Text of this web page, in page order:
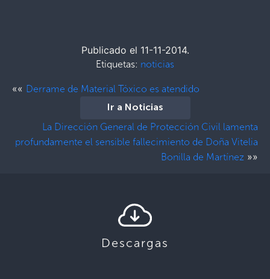
Publicado el 11-11-2014.
Etiquetas: noticias
«« Derrame de Material Tóxico es atendido
Ir a Noticias
La Dirección General de Protección Civil lamenta
profundamente el sensible fallecimiento de Doña Vitelia
Bonilla de Martínez »»
Descargas